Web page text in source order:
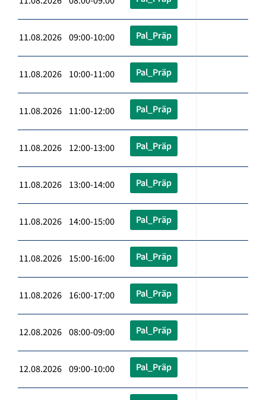
11.08.2026 09:00-10:00 Pal_Präp
11.08.2026 10:00-11:00 Pal_Präp
11.08.2026 11:00-12:00 Pal_Präp
11.08.2026 12:00-13:00 Pal_Präp
11.08.2026 13:00-14:00 Pal_Präp
11.08.2026 14:00-15:00 Pal_Präp
11.08.2026 15:00-16:00 Pal_Präp
11.08.2026 16:00-17:00 Pal_Präp
12.08.2026 08:00-09:00 Pal_Präp
12.08.2026 09:00-10:00 Pal_Präp